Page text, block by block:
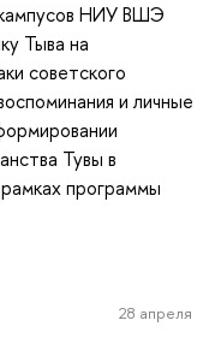
НИУ ВШЭ
Тыва на
советского
и личные
Тувы в
программы
28 апреля